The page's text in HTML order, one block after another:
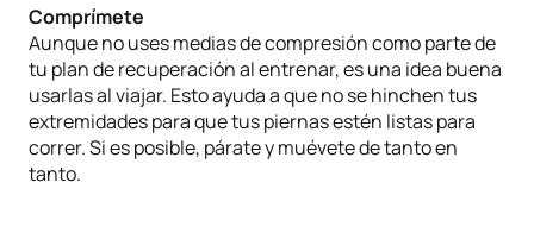
Comprímete
Aunque no uses medias de compresión como parte de
tu plan de recuperación al entrenar, es una idea buena
usarlas al viajar. Esto ayuda a que no se hinchen tus
extremidades para que tus piernas estén listas para
correr. Si es posible, párate y muévete de tanto en
tanto.